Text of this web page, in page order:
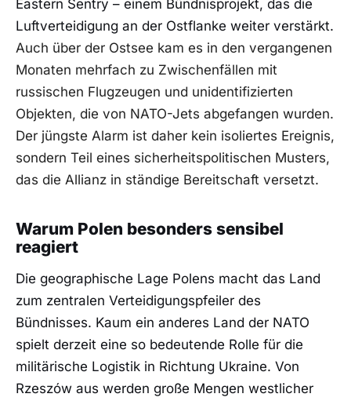
Eastern Sentry – einem Bündnisprojekt, das die
Luftverteidigung an der Ostflanke weiter verstärkt.
Auch über der Ostsee kam es in den vergangenen
Monaten mehrfach zu Zwischenfällen mit
russischen Flugzeugen und unidentifizierten
Objekten, die von NATO-Jets abgefangen wurden.
Der jüngste Alarm ist daher kein isoliertes Ereignis,
sondern Teil eines sicherheitspolitischen Musters,
das die Allianz in ständige Bereitschaft versetzt.
Warum Polen besonders sensibel
reagiert
Die geographische Lage Polens macht das Land
zum zentralen Verteidigungspfeiler des
Bündnisses. Kaum ein anderes Land der NATO
spielt derzeit eine so bedeutende Rolle für die
militärische Logistik in Richtung Ukraine. Von
Rzeszów aus werden große Mengen westlicher